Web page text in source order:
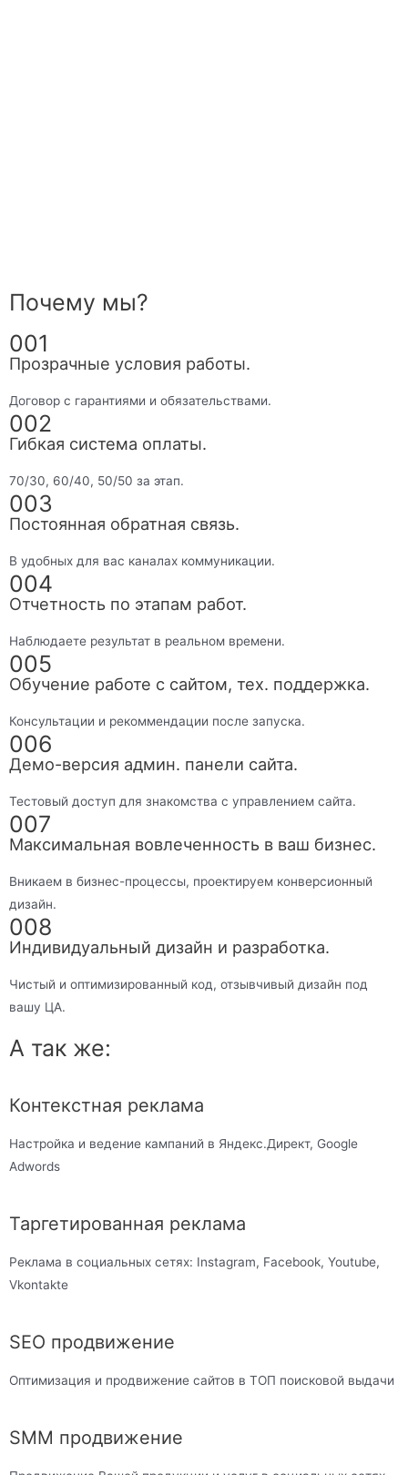
Почему мы?
001
Прозрачные условия работы.
Договор с гарантиями и обязательствами.
002
Гибкая система оплаты.
70/30, 60/40, 50/50 за этап.
003
Постоянная обратная связь.
В удобных для вас каналах коммуникации.
004
Отчетность по этапам работ.
Наблюдаете результат в реальном времени.
005
Обучение работе с сайтом, тех. поддержка.
Консультации и рекоммендации после запуска.
006
Демо-версия админ. панели сайта.
Тестовый доступ для знакомства с управлением сайта.
007
Максимальная вовлеченность в ваш бизнес.
Вникаем в бизнес-процессы, проектируем конверсионный
дизайн.
008
Индивидуальный дизайн и разработка.
Чистый и оптимизированный код, отзывчивый дизайн под
вашу ЦА.
А так же:
Контекстная реклама
Настройка и ведение кампаний в Яндекс.Директ, Google
Adwords
Таргетированная реклама
Реклама в социальных сетях: Instagram, Facebook, Youtube,
Vkontakte
SEO продвижение
Оптимизация и продвижение сайтов в ТОП поисковой выдачи
SMM продвижение